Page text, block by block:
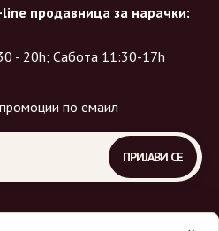
продавница за нарачки:
- 20h; Сабота 11:30-17h
по емаил